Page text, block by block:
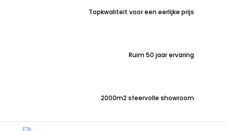
Topkwaliteit voor een eerlijke prijs
Ruim 50 jaar ervaring
2000m2 sfeervolle showroom